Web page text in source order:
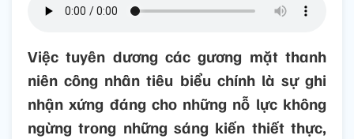
Việc tuyên dương các gương mặt thanh
niên công nhân tiêu biểu chính là sự ghi
nhận xứng đáng cho những nỗ lực không
ngừng trong những sáng kiến thiết thực,